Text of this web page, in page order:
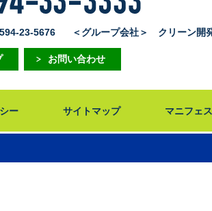
23-5676 ＜グループ会社＞ クリーン開
お問い合わせ
ー サイトマップ マニフェ